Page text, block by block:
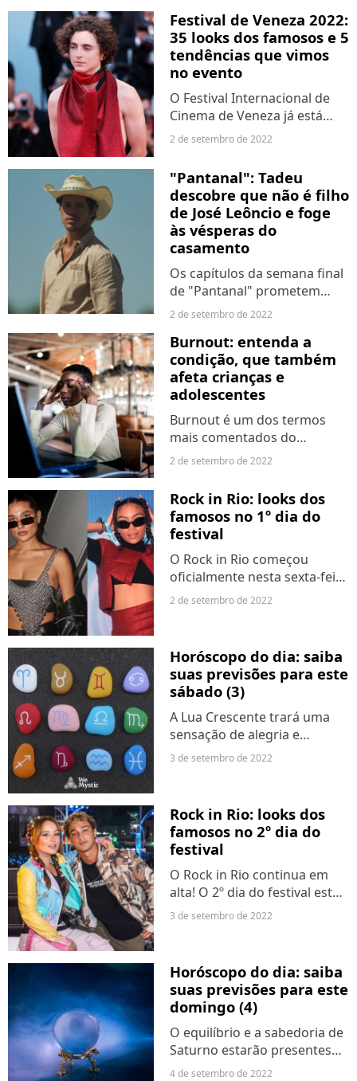
um show repleto de hits
incríveis, indo das mais
antigas até os sucesso
atuais....
Festival de Veneza 2022:
35 looks dos famosos e 5
tendências que vimos
no evento
O Festival Internacional de
Cinema de Veneza já está
rolando desde quarta-feira
maiores filmes do mundo,
estamos também de olho
nos looks e visuais das...
2 de setembro de 2022
"Pantanal": Tadeu
descobre que não é filho
de José Leôncio e foge
às vésperas do
casamento
Os capítulos da semana final
de "Pantanal" prometem
uma grande tensão para a
(Marcos Palmeira). Um dos
seus filhos, Tadeu (José
Loreto), fugirá após
descobrir...
2 de setembro de 2022
Burnout: entenda a
condição, que também
afeta crianças e
adolescentes
Burnout é um dos termos
mais comentados do
momento e não é para
que o número de brasileires
que sofrem com a condição
cresce, impactando na
produtividade e...
2 de setembro de 2022
Rock in Rio: looks dos
famosos no 1º dia do
festival
O Rock in Rio começou
oficialmente nesta sexta-feira
(2) e várias celebridades já
Com shows de Sepultura
com a Orquestra Sinfônica,...
2 de setembro de 2022
Horóscopo do dia: saiba
suas previsões para este
sábado (3)
A Lua Crescente trará uma
sensação de alegria e
vitalidade para este sábado!
um dia leve e cheio de boas
energias para você
manifestar...
3 de setembro de 2022
Rock in Rio: looks dos
famosos no 2º dia do
festival
O Rock in Rio continua em
alta! O 2º dia do festival está
rolando neste sábado (3),
Malone como o headliner da
noite, os famosos...
3 de setembro de 2022
Horóscopo do dia: saiba
suas previsões para este
domingo (4)
O equilíbrio e a sabedoria de
Saturno estarão presentes
nesta manhã. Isso acontece
4 de setembro de 2022